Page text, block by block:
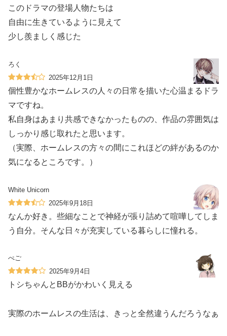
このドラマの登場人物たちは
自由に生きているように見えて
少し羨ましく感じた
ろく
2025年12月1日
個性豊かなホームレスの人々の日常を描いた心温まるドラ
マですね。
私自身はあまり共感できなかったものの、作品の雰囲気は
しっかり感じ取れたと思います。
（実際、ホームレスの方々の間にこれほどの絆があるのか
気になるところです。）
White Unicorn
2025年9月18日
なんか好き。些細なことで神経が張り詰めて喧嘩してしま
う自分。そんな日々が充実している暮らしに憧れる。
ぺご
2025年9月4日
トシちゃんとBBがかわいく見える
実際のホームレスの生活は、きっと全然違うんだろうなぁ